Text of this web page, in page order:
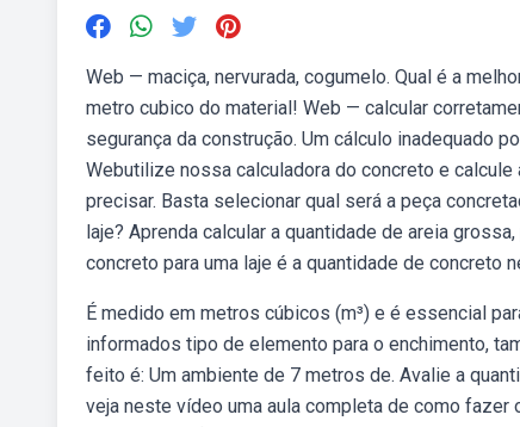
Web — maciça, nervurada, cogumelo. Qual é a
metro cubico do material! Web — calcular
segurança da construção. Um cálculo inadequado
Webutilize nossa calculadora do concreto e
precisar. Basta selecionar qual será a peça
laje? Aprenda calcular a quantidade de areia
concreto para uma laje é a quantidade de concreto
É medido em metros cúbicos (m³) e é essencial
informados tipo de elemento para o enchimento,
feito é: Um ambiente de 7 metros de. Avalie a
veja neste vídeo uma aula completa de como fazer